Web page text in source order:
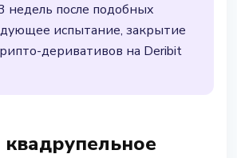
недель после подобных
испытание, закрытие
деривативов на Deribit